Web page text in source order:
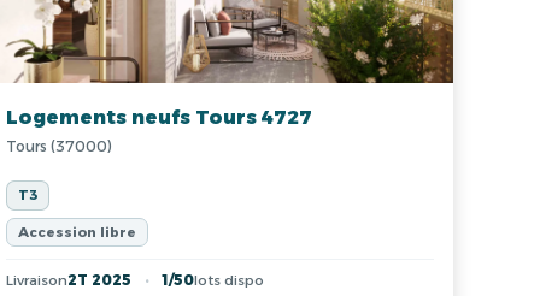
Logements neufs Tours 4727
Tours (37000)
T3
Accession libre
Livraison2T 2025 1/50lots dispo